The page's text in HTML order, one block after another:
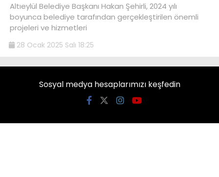
Altıeylül Belediye Başkanı Hakan Şehirli, 2024 yılı
boyunca belediye tarafından gerçekleştirilen önemli
projeleri ve hizmetleri
28 Ocak 2025 Salı 18:25
Sosyal medya hesaplarımızı keşfedin